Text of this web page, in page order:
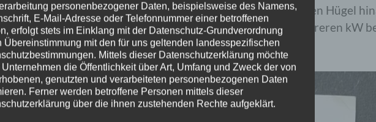
die Unmengen an Beton und der Bungalow-Bausatz den Hügel
Verteilerkästen installiert, sodass Netzgeräte auch mit mehreren kW
personenbezogener Daten, beispielsweise des Namens,
E-Mail-Adresse oder Telefonnummer einer betroffenen
erfolgt stets im Einklang mit der Datenschutz-Grundverordnung
Übereinstimmung mit den für uns geltenden landesspezifischen
Mittels dieser Datenschutzerklärung möchte
Unternehmen die Öffentlichkeit über Art, Umfang und Zweck der von
genutzten und verarbeiteten personenbezogenen Daten
Ferner werden betroffene Personen mittels dieser
über die ihnen zustehenden Rechte aufgeklärt.